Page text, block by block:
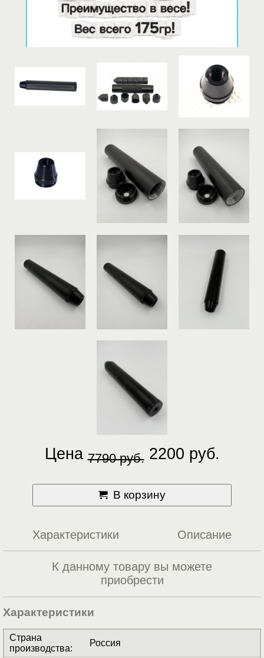
Цена 7790 руб. 2200 руб.
В корзину
Характеристики Описание
К данному товару вы можете
приобрести
Характеристики
Страна
производства:
Россия